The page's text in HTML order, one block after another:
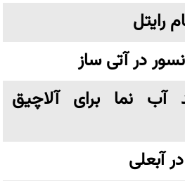
رایتل
در آتی ساز
نما برای آلاچیق
آبعلی